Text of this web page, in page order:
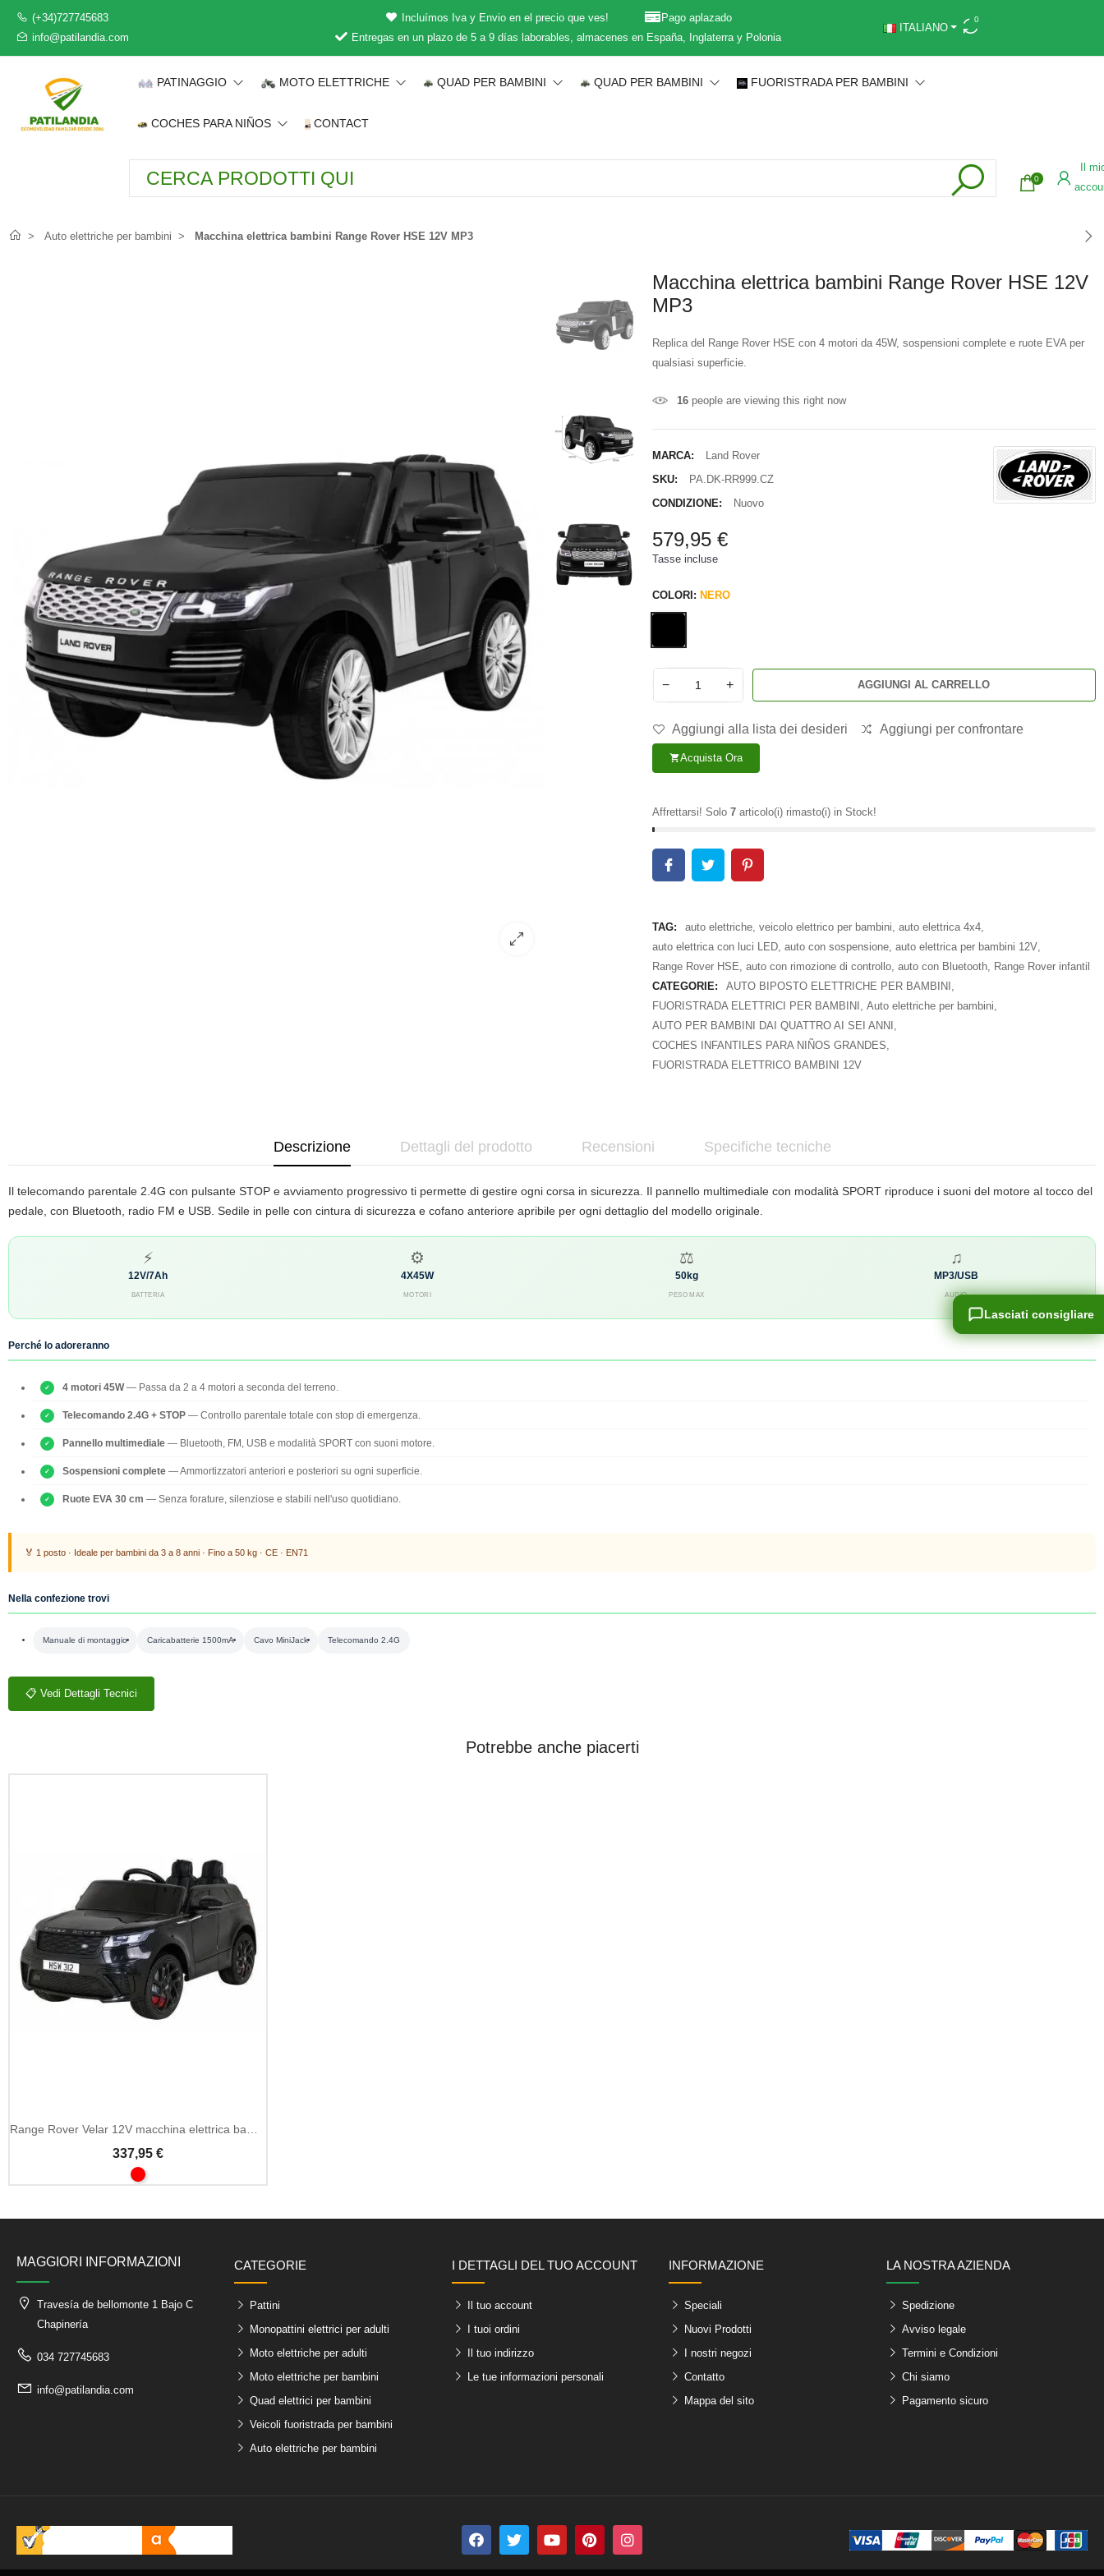
(+34)727745683
info@patilandia.com
Incluímos Iva y Envio en el precio que ves!
Pago aplazado
Entregas en un plazo de 5 a 9 días laborables, almacenes en España, Inglaterra y Polonia
ITALIANO
0
PATINAGGIO MOTO ELETTRICHE QUAD PER BAMBINI QUAD PER BAMBINI FUORISTRADA PER BAMBINI
COCHES PARA NIÑOS CONTACT
0
Il
Auto elettriche per bambini Macchina elettrica bambini Range Rover HSE 12V MP3
Macchina elettrica bambini Range Rover HSE 12V
MP3
Replica del Range Rover HSE con 4 motori da 45W, sospensioni complete e ruote EVA per
qualsiasi superficie.
16people are viewing this right now
MARCA:
Land Rover
SKU:
PA.DK-RR999.CZ
CONDIZIONE:
Nuovo
579,95 €
Tasse incluse
COLORI: NERO
− + AGGIUNGI AL CARRELLO
Aggiungi alla lista dei desideri Aggiungi per confrontare
shopping_cartAcquista Ora
Affrettarsi! Solo 7articolo(i) rimasto(i) in Stock!
TAG: auto elettriche, veicolo elettrico per bambini, auto elettrica 4x4,
auto elettrica con luci LED, auto con sospensione, auto elettrica per bambini 12V,
Range Rover HSE, auto con rimozione di controllo, auto con Bluetooth, Range Rover infantil
CATEGORIE:
AUTO BIPOSTO ELETTRICHE PER BAMBINI ,
FUORISTRADA ELETTRICI PER BAMBINI , Auto elettriche per bambini,
AUTO PER BAMBINI DAI QUATTRO AI SEI ANNI ,
COCHES INFANTILES PARA NIÑOS GRANDES,
FUORISTRADA ELETTRICO BAMBINI 12V
Descrizione Dettagli del prodotto Recensioni Specifiche tecniche
Il telecomando parentale 2.4G con pulsante STOP e avviamento progressivo ti permette di gestire ogni corsa in sicurezza. Il pannello multimediale con modalità SPORT riproduce i suoni del motore al tocco del
pedale, con Bluetooth, radio FM e USB. Sedile in pelle con cintura di sicurezza e cofano anteriore apribile per ogni dettaglio del modello originale.
⚡
12V/7Ah
BATTERIA
⚙
4X45W
MOTORI
⚖
50kg
PESO MAX
♫
MP3/USB
AUDIO
Perché lo adoreranno
4 motori 45W— Passa da 2 a 4 motori a seconda del terreno.
Telecomando 2.4G + STOP — Controllo parentale totale con stop di emergenza.
Pannello multimediale — Bluetooth, FM, USB e modalità SPORT con suoni motore.
Sospensioni complete — Ammortizzatori anteriori e posteriori su ogni superficie.
Ruote EVA 30 cm — Senza forature, silenziose e stabili nell'uso quotidiano.
🏅 1 posto · Ideale per bambini da 3 a 8 anni · Fino a 50 kg · CE · EN71
Nella confezione trovi
Manuale di montaggio Caricabatterie 1500mA Cavo MiniJack Telecomando 2.4G
📋 Vedi Dettagli Tecnici
Potrebbe anche piacerti
Range Rover Velar 12V macchina elettrica bambini 2.4GHz
337,95 €
MAGGIORI INFORMAZIONI
Travesía de bellomonte 1 Bajo C
Chapinería
034 727745683
info@patilandia.com
CATEGORIE
Pattini
Monopattini elettrici per adulti
Moto elettriche per adulti
Moto elettriche per bambini
Quad elettrici per bambini
Veicoli fuoristrada per bambini
Auto elettriche per bambini
I DETTAGLI DEL TUO ACCOUNT
Il tuo account
I tuoi ordini
Il tuo indirizzo
Le tue informazioni personali
INFORMAZIONE
Speciali
Nuovi Prodotti
I nostri negozi
Contatto
Mappa del sito
LA NOSTRA AZIENDA
Spedizione
Avviso legale
Termini e Condizioni
Chi siamo
Pagamento sicuro
Lasciati consigliare
Lasciati consigliare